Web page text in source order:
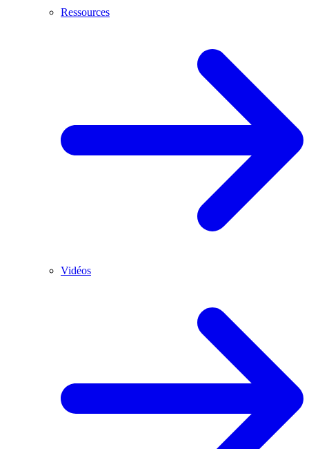
Ressources
Vidéos